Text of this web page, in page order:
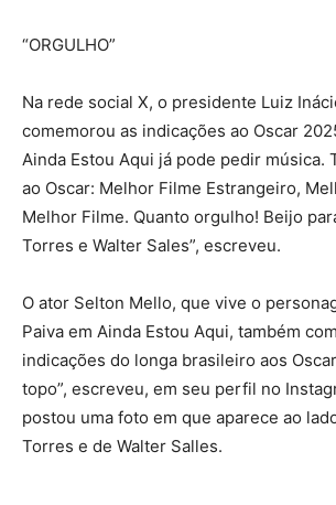
“ORGULHO”
Na rede social X, o presidente Luiz
comemorou as indicações ao Oscar
Ainda Estou Aqui já pode pedir música.
ao Oscar: Melhor Filme Estrangeiro,
Melhor Filme. Quanto orgulho! Beijo
Torres e Walter Sales”, escreveu.
O ator Selton Mello, que vive o
Paiva em Ainda Estou Aqui, também
indicações do longa brasileiro aos
topo”, escreveu, em seu perfil no
postou uma foto em que aparece ao
Torres e de Walter Salles.